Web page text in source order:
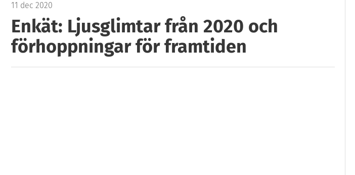
11 dec 2020
Enkät: Ljusglimtar från 2020 och
förhoppningar för framtiden